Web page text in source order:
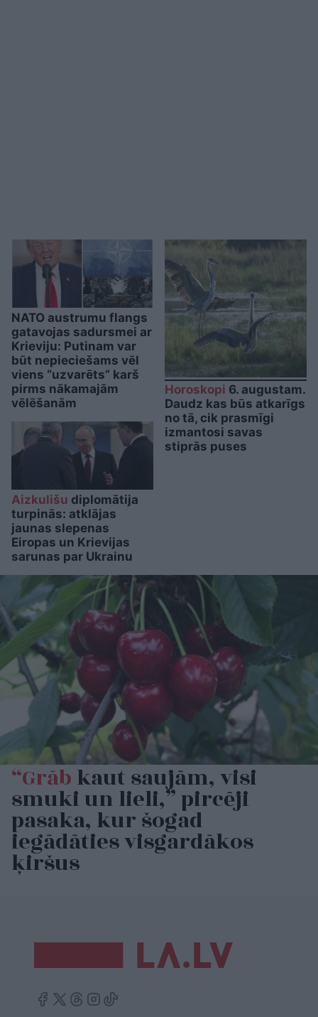
NATO austrumu flangs
gatavojas sadursmei ar
Krieviju: Putinam var
būt nepieciešams vēl
viens “uzvarēts” karš
pirms nākamajām
vēlēšanām
Aizkulišu diplomātija
turpinās: atklājas
jaunas slepenas
Eiropas un Krievijas
sarunas par Ukrainu
Horoskopi 6. augustam.
Daudz kas būs atkarīgs
no tā, cik prasmīgi
izmantosi savas
stiprās puses
“Grābkaut saujām, visi
smuki un lieli,” pircēji
pasaka, kur šogad
iegādāties visgardākos
ķiršus